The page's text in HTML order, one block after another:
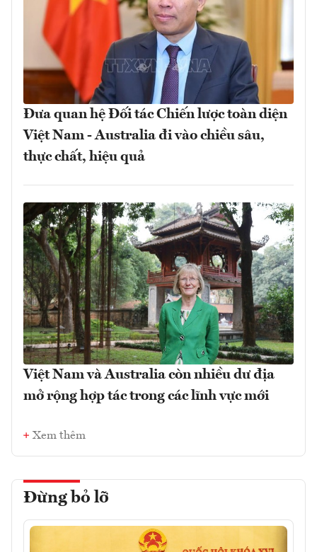
Đưa quan hệ Đối tác Chiến lược toàn diện
Việt Nam - Australia đi vào chiều sâu,
thực chất, hiệu quả
Việt Nam và Australia còn nhiều dư địa
mở rộng hợp tác trong các lĩnh vực mới
Xem thêm
Đừng bỏ lỡ